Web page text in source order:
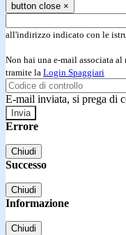
button close ×
all'indirizzo indicato con le
Non hai una e-mail associata
tramite la Login Spaggiari
E-mail inviata, si prega di
Errore
Chiudi
Successo
Chiudi
Informazione
Chiudi